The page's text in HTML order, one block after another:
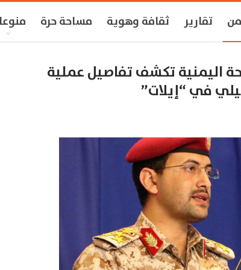
تقارير ثقافة وهوية مساحة حرة
اليمنية تكشف تفاصيل عملية
في “إيلات”